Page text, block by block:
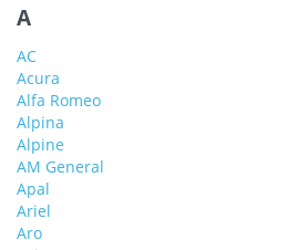
A
AC
Acura
Alfa Romeo
Alpina
Alpine
AM General
Apal
Ariel
Aro